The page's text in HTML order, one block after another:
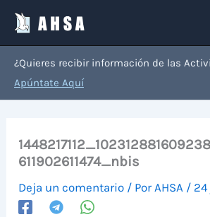
contenido
¿Quieres recibir información de las
Apúntate Aquí
611902611474_nbis
Deja un comentario / Por AHSA /